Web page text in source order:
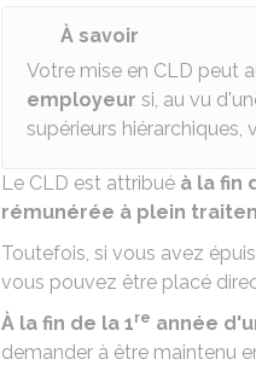
À savoir
Votre mise en CLD peut
employeur si, au vu
supérieurs
Le CLD est attribué à la fin
rémunérée à plein
Toutefois, si vous avez
vous pouvez être placé
À la fin de la 1re année
demander à être maintenu